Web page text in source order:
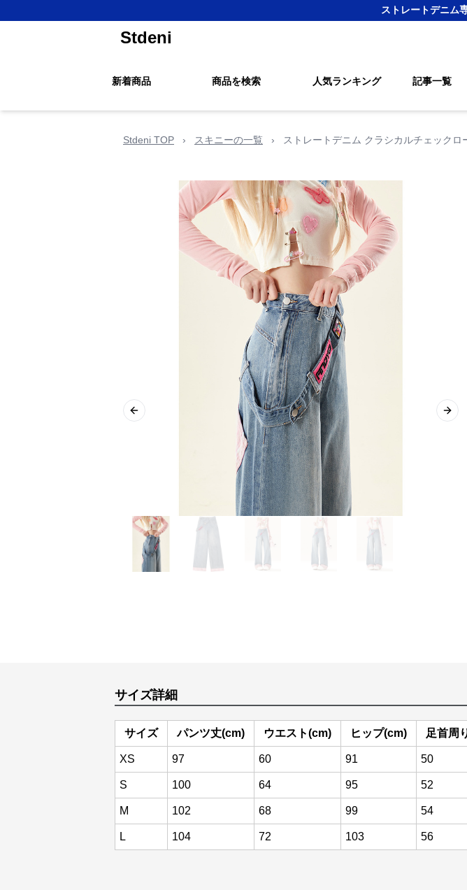
ストレートデニム
Stdeni
新着商品 商品を検索 人気ランキング 記事一覧
Stdeni TOP › スキニーの一覧 › ストレートデニム クラシカルチェックロ
Previous slide Next
サイズ詳細
サイズ パンツ丈(cm) ウエスト(cm) ヒップ(cm) 足首周
XS 97 60 91 50
S 100 64 95 52
M 102 68 99 54
L 104 72 103 56